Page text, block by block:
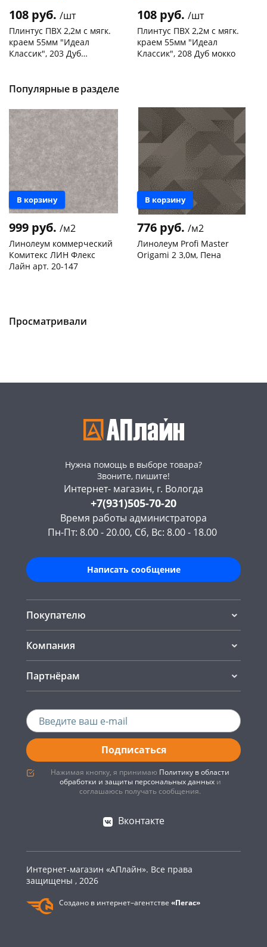
108 руб. /шт
Плинтус ПВХ 2,2м с мягк.
краем 55мм "Идеал
Классик", 203 Дуб
108 руб. /шт
Плинтус ПВХ 2,2м с мягк.
краем 55мм "Идеал
Классик", 208 Дуб мокко
Популярные в разделе
В корзину
999 руб. /м2
Линолеум коммерческий
Комитекс ЛИН Флекс
Лайн арт. 20-147
В корзину
776 руб. /м2
Линолеум Profi Master
Origami 2 3,0м, Пена
Просматривали
Нужна помощь в выборе товара?
Звоните, пишите!
Интернет- магазин, г. Вологда
+7(931)505-70-20
Время работы администратора
Пн-Пт: 8.00 - 20.00, Сб, Вс: 8.00 - 18.00
Написать сообщение
Покупателю
Компания
Партнёрам
Подписаться
Нажимая кнопку, я принимаю Политику в области
обработки и защиты персональных данныхи
соглашаюсь получать сообщения.
Вконтакте
Интернет-магазин «АПлайн». Все права
защищены , 2026
Создано в интернет–агентстве «Пегас»